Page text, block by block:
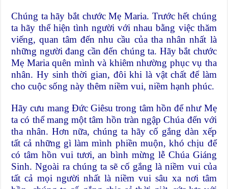
Chúng ta hãy bắt chước Mẹ Maria. Trước hết chúng
ta hãy thể hiện tình người với nhau bằng việc thăm
viếng, quan tâm đến nhu cầu của tha nhân nhất là
những người đang cần đến chúng ta. Hãy bắt chước
Mẹ Maria quên mình và khiêm nhường phục vụ tha
nhân. Hy sinh thời gian, đôi khi là vật chất để làm
cho cuộc sống này thêm niềm vui, niềm hạnh phúc.
Hãy cưu mang Đức Giêsu trong tâm hồn để như Mẹ
ta có thể mang một tâm hồn tràn ngập Chúa đến với
tha nhân. Hơn nữa, chúng ta hãy cố gắng dàn xếp
tất cả những gì làm mình phiền muộn, khó chịu để
có tâm hồn vui tươi, an bình mừng lễ Chúa Giáng
Sinh. Ngoài ra chúng ta sẽ cố gắng là niềm vui của
tất cả mọi người nhất là niềm vui sâu xa nơi tâm